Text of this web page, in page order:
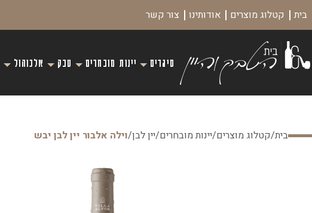
בית קטלוג מוצרים אודותינו צור קשר
סיגרים יינות מובחרים טבק אלכוהול
בית/קטלוג מוצרים/יינות מובחרים/יין לבן/וילה אלבור יין לבן יבש